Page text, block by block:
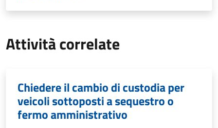
Attività correlate
Chiedere il cambio di custodia per
veicoli sottoposti a sequestro o
fermo amministrativo